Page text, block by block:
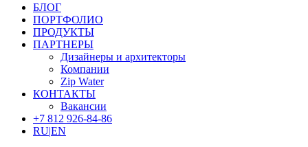
БЛОГ
ПОРТФОЛИО
ПРОДУКТЫ
ПАРТНЕРЫ
Дизайнеры и архитекторы
Компании
Zip Water
КОНТАКТЫ
Вакансии
+7 812 926-84-86
RU|EN